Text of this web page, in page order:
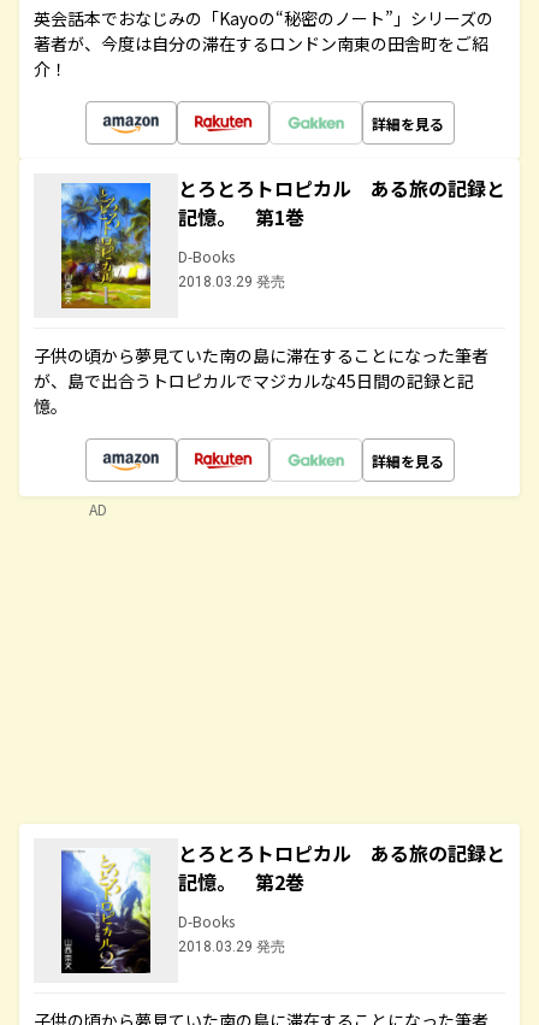
英会話本でおなじみの「Kayoの“秘密のノート”」シリーズの
著者が、今度は自分の滞在するロンドン南東の田舎町をご紹
介！
詳細を見る
とろとろトロピカル ある旅の記録と
記憶。 第1巻
D-Books
2018.03.29 発売
子供の頃から夢見ていた南の島に滞在することになった筆者
が、島で出合うトロピカルでマジカルな45日間の記録と記
憶。
詳細を見る
とろとろトロピカル ある旅の記録と
記憶。 第2巻
D-Books
2018.03.29 発売
子供の頃から夢見ていた南の島に滞在することになった筆者
AD